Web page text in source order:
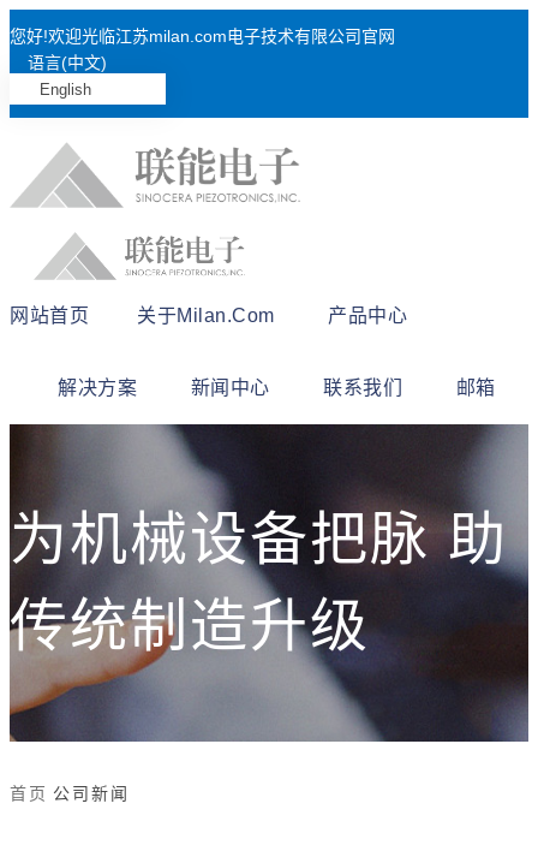
您好!欢迎光临江苏milan.com电子技术有限公司官网
语言(中文)
English
网站首页 关于milan.com 产品中心
解决方案 新闻中心 联系我们 邮箱
为机械设备把脉 助
传统制造升级
首页 公司新闻